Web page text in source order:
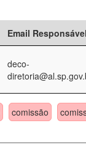
Email
deco-
comissão